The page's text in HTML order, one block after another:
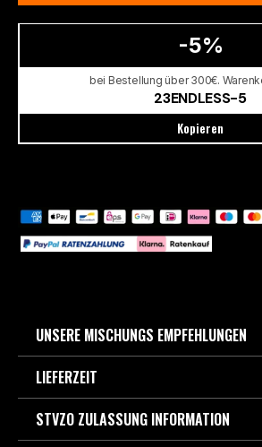
-5%
bei Bestellung über 300€.
23ENDLESS-5
Kopieren
UNSERE MISCHUNGS EMPFEHLUNGEN
FÜR DEN SPORTLICHEN
BERGPÄSSE UND LEICHTE
- MX87ist die Weiterentwicklung des
LIEFERZEIT
3-5 Werktage, wenn im Europa
STVZO ZULASSUNG INFORMATION